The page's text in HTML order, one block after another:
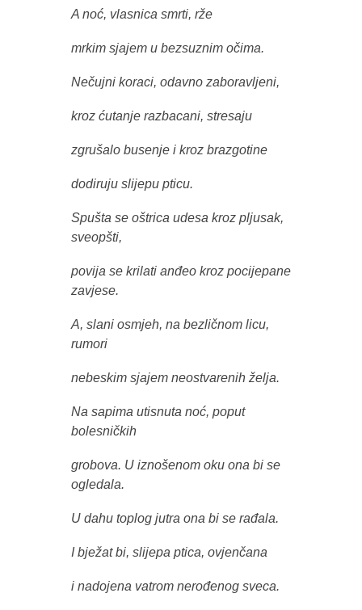
A noć, vlasnica smrti, rže
mrkim sjajem u bezsuznim očima.
Nečujni koraci, odavno zaboravljeni,
kroz ćutanje razbacani, stresaju
zgrušalo busenje i kroz brazgotine
dodiruju slijepu pticu.
Spušta se oštrica udesa kroz pljusak,
sveopšti,
povija se krilati anđeo kroz pocijepane
zavjese.
A, slani osmjeh, na bezličnom licu,
rumori
nebeskim sjajem neostvarenih želja.
Na sapima utisnuta noć, poput
bolesničkih
grobova. U iznošenom oku ona bi se
ogledala.
U dahu toplog jutra ona bi se rađala.
I bježat bi, slijepa ptica, ovjenčana
i nadojena vatrom nerođenog sveca.